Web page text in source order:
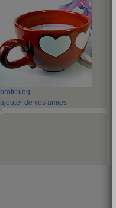
profil blog
ajouter de vos amies